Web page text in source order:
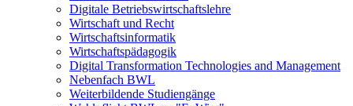
Digitale Betriebswirtschaftslehre
Wirtschaft und Recht
Wirtschaftsinformatik
Wirtschaftspädagogik
Digital Transformation Technologies and Management
Nebenfach BWL
Weiterbildende Studiengänge